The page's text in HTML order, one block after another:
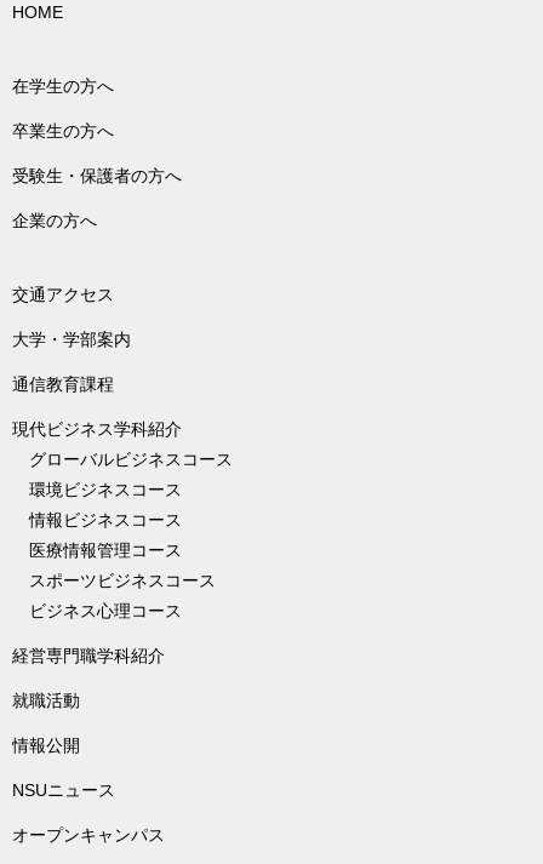
HOME
在学生の方へ
卒業生の方へ
受験生・保護者の方へ
企業の方へ
交通アクセス
大学・学部案内
通信教育課程
現代ビジネス学科紹介
グローバルビジネスコース
環境ビジネスコース
情報ビジネスコース
医療情報管理コース
スポーツビジネスコース
ビジネス心理コース
経営専門職学科紹介
就職活動
情報公開
NSUニュース
オープンキャンパス